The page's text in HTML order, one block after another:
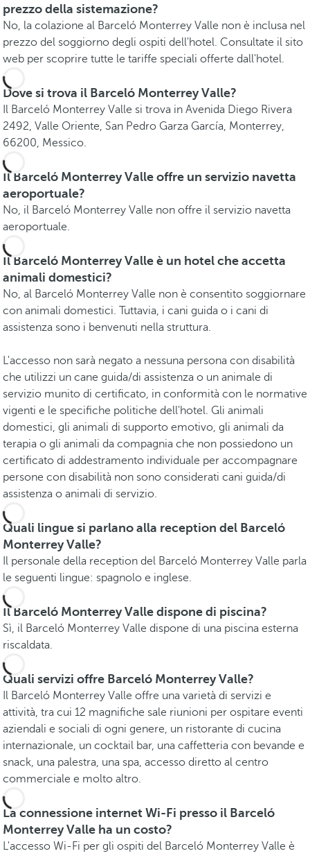
prezzo della sistemazione?
No, la colazione al Barceló Monterrey Valle non è inclusa nel
prezzo del soggiorno degli ospiti dell'hotel. Consultate il sito
web per scoprire tutte le tariffe speciali offerte dall'hotel.
Dove si trova il Barceló Monterrey Valle?
Il Barceló Monterrey Valle si trova in Avenida Diego Rivera
2492, Valle Oriente, San Pedro Garza García, Monterrey,
66200, Messico.
Il Barceló Monterrey Valle offre un servizio navetta
aeroportuale?
No, il Barceló Monterrey Valle non offre il servizio navetta
aeroportuale.
Il Barceló Monterrey Valle è un hotel che accetta
animali domestici?
No, al Barceló Monterrey Valle non è consentito soggiornare
con animali domestici. Tuttavia, i cani guida o i cani di
assistenza sono i benvenuti nella struttura.
L'accesso non sarà negato a nessuna persona con disabilità
che utilizzi un cane guida/di assistenza o un animale di
servizio munito di certificato, in conformità con le normative
vigenti e le specifiche politiche dell'hotel. Gli animali
domestici, gli animali di supporto emotivo, gli animali da
terapia o gli animali da compagnia che non possiedono un
certificato di addestramento individuale per accompagnare
persone con disabilità non sono considerati cani guida/di
assistenza o animali di servizio.
Quali lingue si parlano alla reception del Barceló
Monterrey Valle?
Il personale della reception del Barceló Monterrey Valle parla
le seguenti lingue: spagnolo e inglese.
Il Barceló Monterrey Valle dispone di piscina?
Sì, il Barceló Monterrey Valle dispone di una piscina esterna
riscaldata.
Quali servizi offre Barceló Monterrey Valle?
Il Barceló Monterrey Valle offre una varietà di servizi e
attività, tra cui 12 magnifiche sale riunioni per ospitare eventi
aziendali e sociali di ogni genere, un ristorante di cucina
internazionale, un cocktail bar, una caffetteria con bevande e
snack, una palestra, una spa, accesso diretto al centro
commerciale e molto altro.
La connessione internet Wi-Fi presso il Barceló
Monterrey Valle ha un costo?
L'accesso Wi-Fi per gli ospiti del Barceló Monterrey Valle è